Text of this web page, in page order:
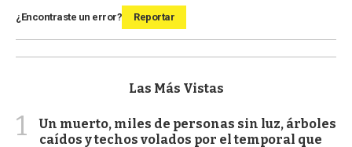
¿Encontraste un error? Reportar
Las Más Vistas
1
Un muerto, miles de personas sin luz, árboles
caídos y techos volados por el temporal que